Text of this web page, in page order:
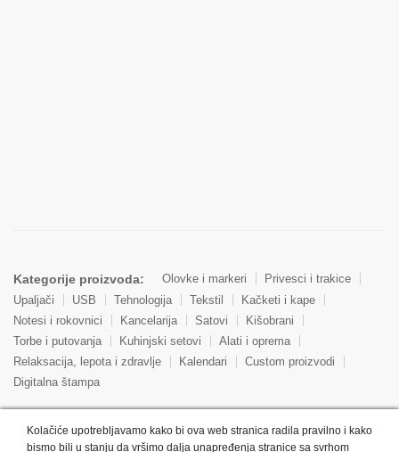
Kategorije proizvoda: Olovke i markeri
Privesci i trakice
Upaljači
USB Tehnologija Tekstil
Kačketi i kape
Notesi i rokovnici
Kancelarija Satovi
Kišobrani
Torbe i putovanja
Kuhinjski setovi
Alati i oprema
Relaksacija, lepota i zdravlje
Kalendari
Custom proizvodi
Digitalna štampa
Reklamne kese
Roll up baneri
Reklamni peškiri
Kolačiće upotrebljavamo kako bi ova web stranica radila pravilno i kako
bismo bili u stanju da vršimo dalja unapređenja stranice sa svrhom